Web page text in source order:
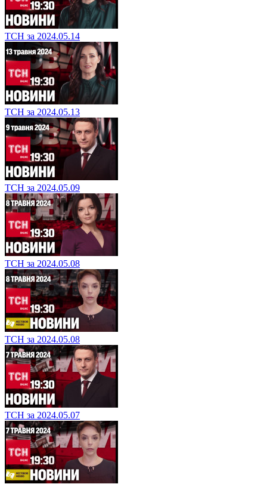
ТСН за 2024.05.14
ТСН за 2024.05.13
ТСН за 2024.05.09
ТСН за 2024.05.08
ТСН за 2024.05.08
ТСН за 2024.05.07